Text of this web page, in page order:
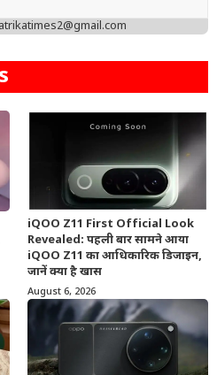
iQOO Z11 First Official Look
Revealed: पहली बार सामने आया
iQOO Z11 का आधिकारिक डिजाइन,
जानें क्या है खास
August 6, 2026